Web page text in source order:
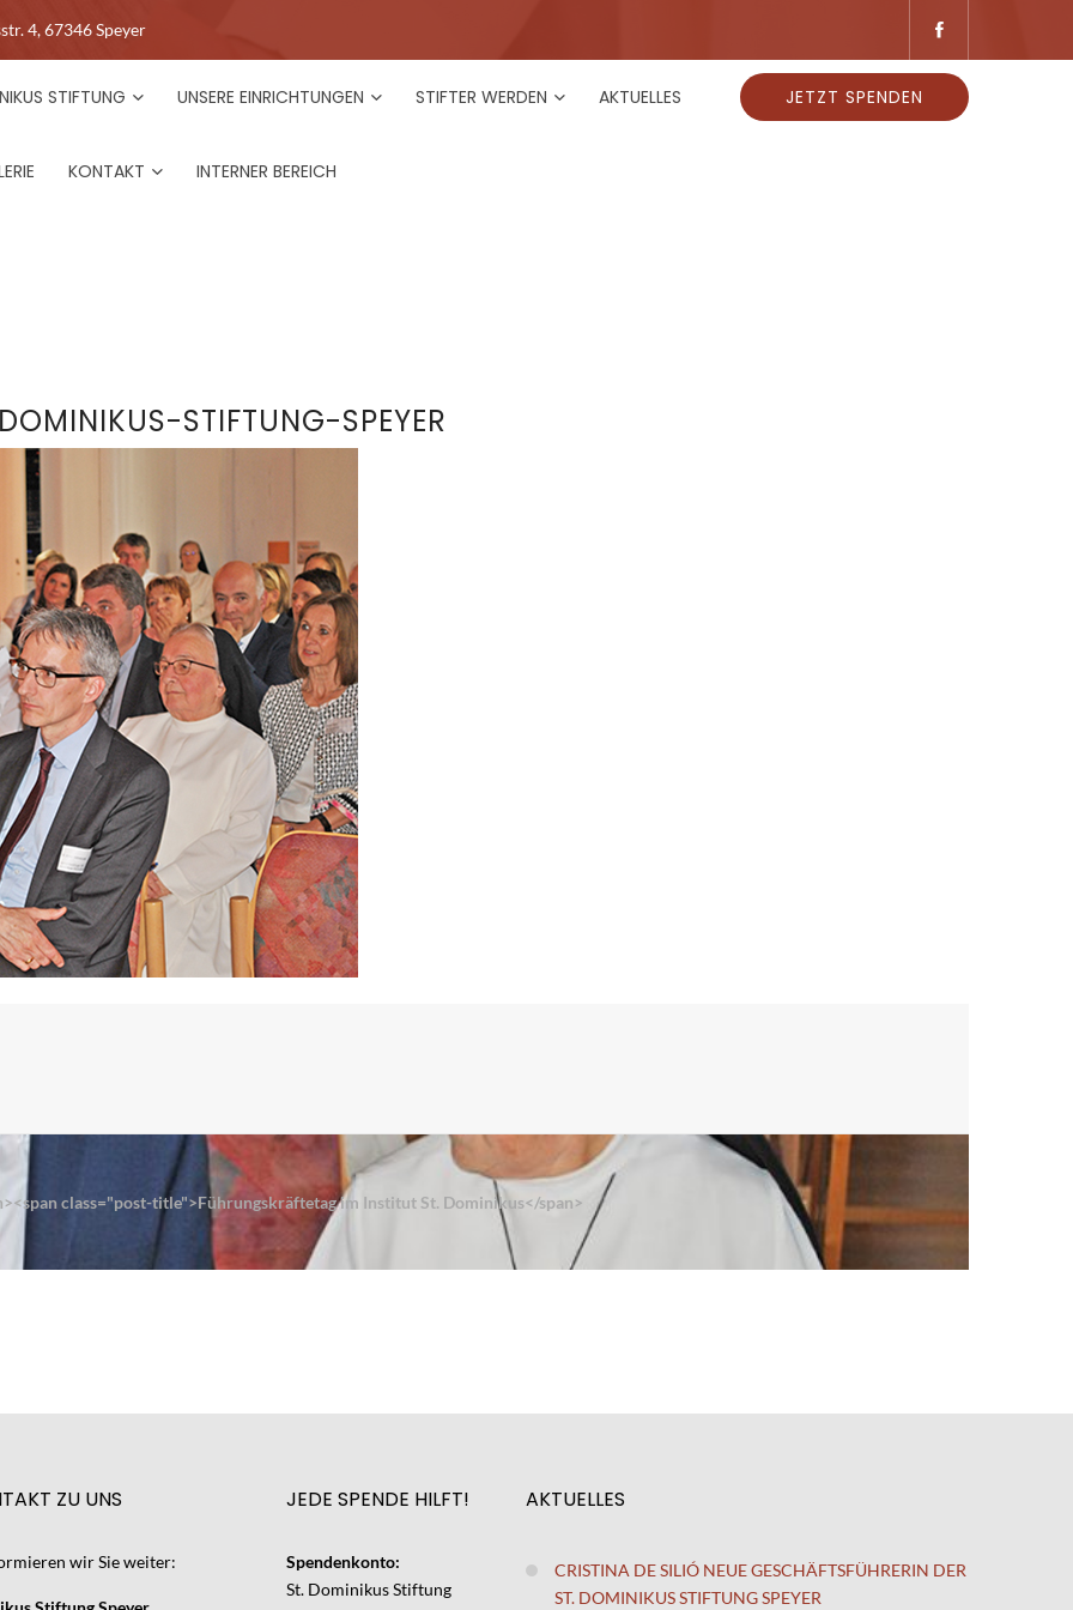
4, 67346 Speyer
STIFTUNG UNSERE EINRICHTUNGEN STIFTER WERDEN AKTUELLES
KONTAKT INTERNER BEREICH
JETZT SPENDEN
STIFTUNG-SPEYER
class="post-title">Führungskräftetag im Institut St. Dominikus</span>
ZU UNS
wir Sie weiter:
JEDE SPENDE HILFT!
Spendenkonto:
St. Dominikus Stiftung
AKTUELLES
CRISTINA DE SILIÓ NEUE GESCHÄFTSFÜHRERIN DER
ST. DOMINIKUS STIFTUNG SPEYER